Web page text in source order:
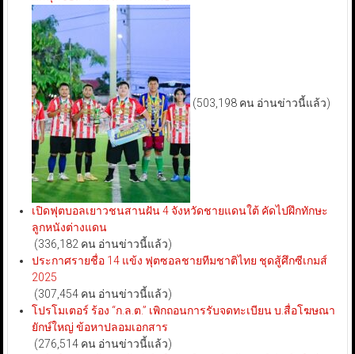
(503,198 คน อ่านข่าวนี้แล้ว)
เปิดฟุตบอลเยาวชนสานฝัน 4 จังหวัดชายแดนใต้ คัดไปฝึกทักษะ
ลูกหนังต่างแดน
(336,182 คน อ่านข่าวนี้แล้ว)
ประกาศรายชื่อ 14 แข้ง ฟุตซอลชายทีมชาติไทย ชุดสู้ศึกซีเกมส์
2025
(307,454 คน อ่านข่าวนี้แล้ว)
โปรโมเตอร์ ร้อง “ก.ล.ต.” เพิกถอนการรับจดทะเบียน บ.สื่อโฆษณา
ยักษ์ใหญ่ ข้อหาปลอมเอกสาร
(276,514 คน อ่านข่าวนี้แล้ว)